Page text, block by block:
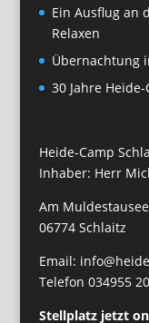
Ein Ausflug an
Relaxen
Übernachtung
30 Jahre
Heide-Camp
Inhaber: Herr
Am Muldestausee
06774 Schlaitz
Email:
Telefon 034955
Stellplatz jetzt